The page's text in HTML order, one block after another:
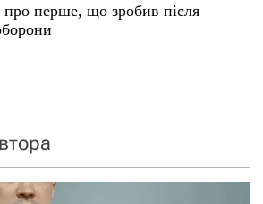
про перше, що зробив після